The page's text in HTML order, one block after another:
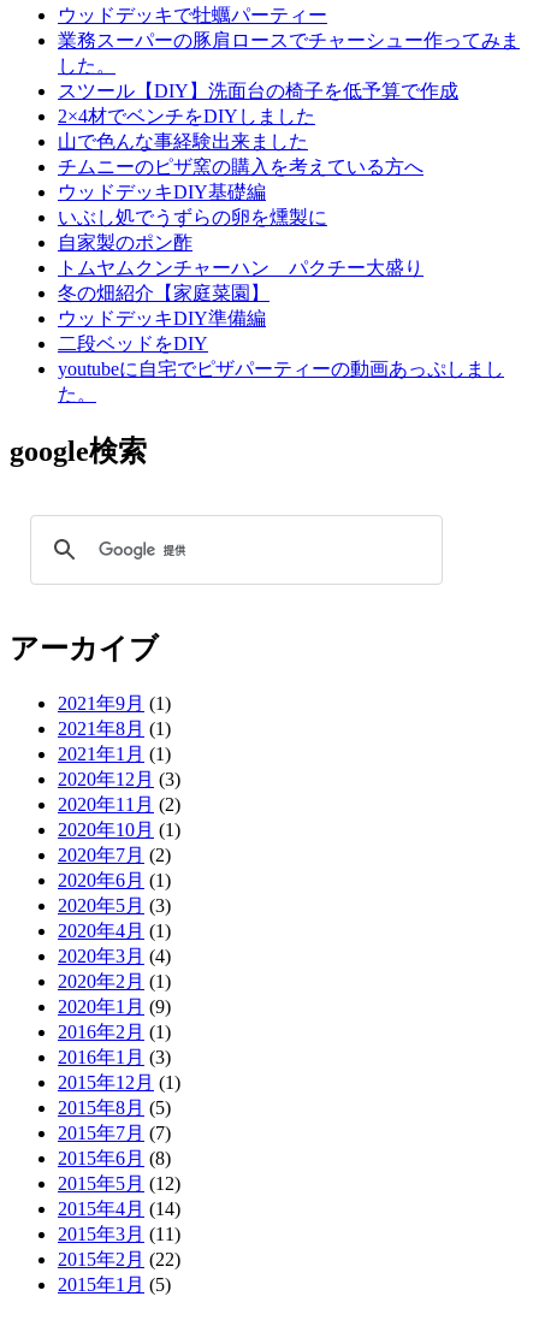
ウッドデッキで牡蠣パーティー
業務スーパーの豚肩ロースでチャーシュー作ってみま
した。
スツール【DIY】洗面台の椅子を低予算で作成
2×4材でベンチをDIYしました
山で色んな事経験出来ました
チムニーのピザ窯の購入を考えている方へ
ウッドデッキDIY基礎編
いぶし処でうずらの卵を燻製に
自家製のポン酢
トムヤムクンチャーハン パクチー大盛り
冬の畑紹介【家庭菜園】
ウッドデッキDIY準備編
二段ベッドをDIY
youtubeに自宅でピザパーティーの動画あっぷしまし
た。
google検索
アーカイブ
2021年9月 (1)
2021年8月 (1)
2021年1月 (1)
2020年12月 (3)
2020年11月 (2)
2020年10月 (1)
2020年7月 (2)
2020年6月 (1)
2020年5月 (3)
2020年4月 (1)
2020年3月 (4)
2020年2月 (1)
2020年1月 (9)
2016年2月 (1)
2016年1月 (3)
2015年12月 (1)
2015年8月 (5)
2015年7月 (7)
2015年6月 (8)
2015年5月 (12)
2015年4月 (14)
2015年3月 (11)
2015年2月 (22)
2015年1月 (5)